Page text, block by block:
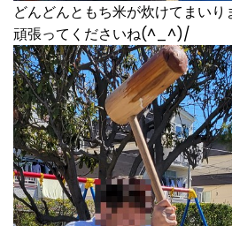
どんどんともち米が炊けてまい
頑張ってくださいね(^_^)/